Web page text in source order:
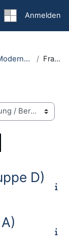
Anmelden
Bereich Moderne Fremdsprachen Französisch
suchen
D)